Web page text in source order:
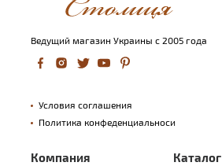
Ведущий магазин Украины с 2005 года
Условия соглашения
Политика конфеденциальноси
Компания Каталог